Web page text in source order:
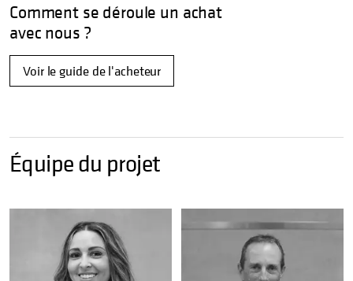
Comment se déroule un achat
avec nous ?
Voir le guide de l'acheteur
Équipe du projet